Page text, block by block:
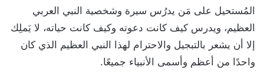
المُستحيل على مَن يدرُس سيرة وشخصية النبي العربي
العظيم، ويدرس كيف كانت دعوته وكيف كانت حياته، لا يَملِك
إلا أن يشعر بالتبجيل والاحترام لهذا النبي العظيم الذي كان
واحدًا من أعظم وأسمى الأنبياء جميعًا.